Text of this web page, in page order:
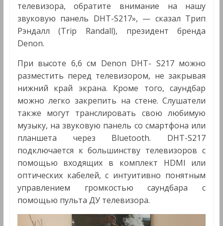
телевизора, обратите внимание на нашу
звуковую панель DHT-S217», — сказал Трип
Рэндалл (Trip Randall), президент бренда
Denon.
При высоте 6,6 см Denon DHT- S217 можно
разместить перед телевизором, не закрывая
нижний край экрана. Кроме того, саундбар
можно легко закрепить на стене. Слушатели
также могут транслировать свою любимую
музыку, на звуковую панель со смартфона или
планшета через Bluetooth. DHT-S217
подключается к большинству телевизоров с
помощью входящих в комплект HDMI или
оптических кабелей, с интуитивно понятным
управлением громкостью саундбара с
помощью пульта ДУ телевизора.